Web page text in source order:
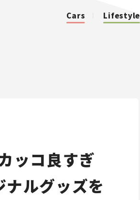
Cars Lifestyle
ッコ良すぎ
ナルグッズを
Traffic
Special